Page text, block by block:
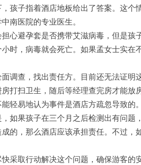
孩子指着酒店地板给出了答案。这个
南医院的专业医生。
心避孕套是否携带艾滋病毒，但是孩
时，病毒就会死亡。如果孟女士实在
调查，找出责任方。目前还无法证明
打扫卫生，随后等经理查完房才能放
轻易地认为事件是酒店方疏忽导致的。
如果孩子在三个月之后检测出有问题
的，那么酒店应该承担责任。不过，
采取行动解决这个问题，确保游客的